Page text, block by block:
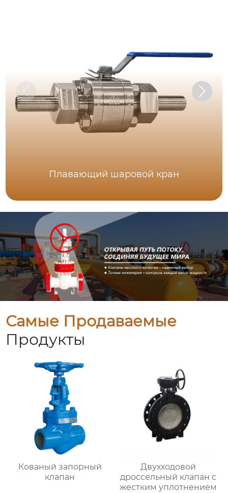
Плавающий шаровой кран
Самые Продаваемые
Продукты
Кованый запорный
клапан
Двухходовой
дроссельный клапан с
жестким уплотнением